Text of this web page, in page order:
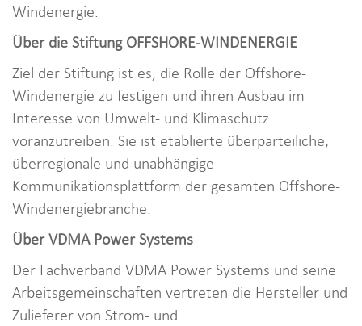
Windenergie.
Über die Stiftung OFFSHORE-WINDENERGIE
Ziel der Stiftung ist es, die Rolle der Offshore-
Windenergie zu festigen und ihren Ausbau im
Interesse von Umwelt- und Klimaschutz
voranzutreiben. Sie ist etablierte überparteiliche,
überregionale und unabhängige
Kommunikationsplattform der gesamten Offshore-
Windenergiebranche.
Über VDMA Power Systems
Der Fachverband VDMA Power Systems und seine
Arbeitsgemeinschaften vertreten die Hersteller und
Zulieferer von Strom- und